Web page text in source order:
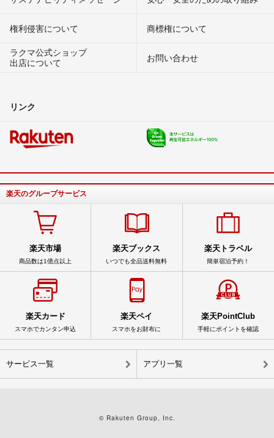
権利侵害について
商標権について
ラクマ公式ショップ
出店について
お問い合わせ
リンク
楽天のグループサービス
楽天市場
商品数は1億点以上
楽天ブックス
いつでも全品送料無料
楽天トラベル
簡単宿泊予約！
楽天カード
スマホでカンタン申込
楽天ペイ
スマホをお財布に
楽天PointClub
手軽にポイントを確認
サービス一覧 アプリ一覧
© Rakuten Group, Inc.